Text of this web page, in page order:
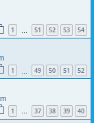
1 51 52 53 54
1 49 50 51 52
1 … 37 38 39 40